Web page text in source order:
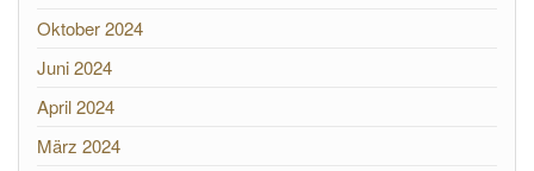
Oktober 2024
Juni 2024
April 2024
März 2024